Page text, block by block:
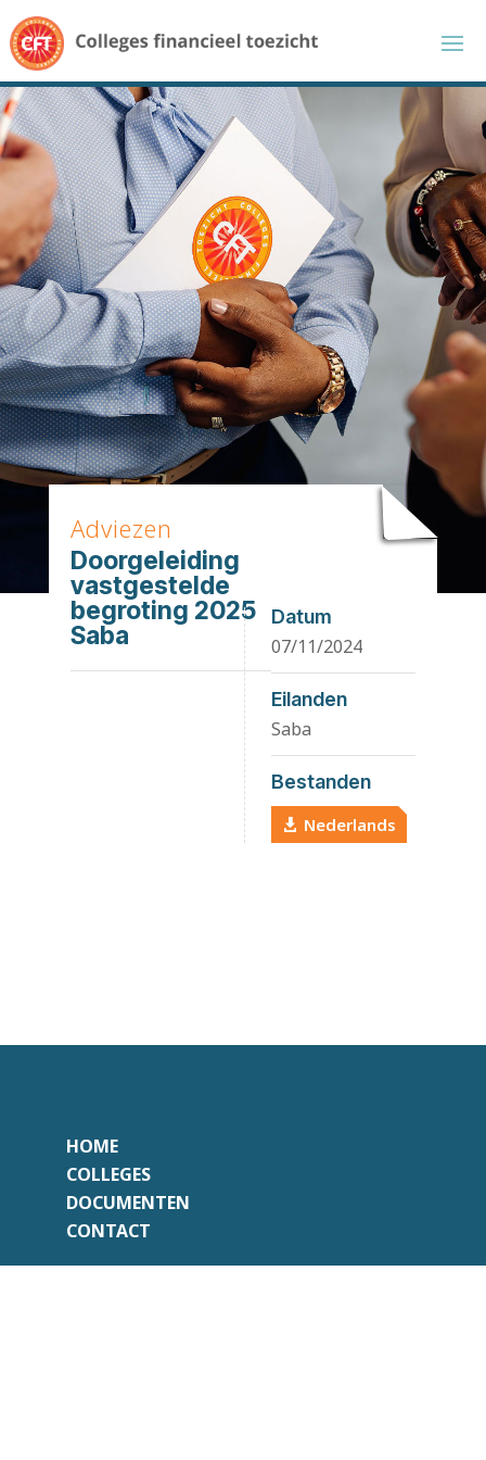
Adviezen
Doorgeleiding
vastgestelde
begroting 2025
Saba
Datum
07/11/2024
Eilanden
Saba
Bestanden
Nederlands
HOME
COLLEGES
DOCUMENTEN
CONTACT